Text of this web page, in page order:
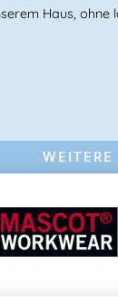
Haus, ohne